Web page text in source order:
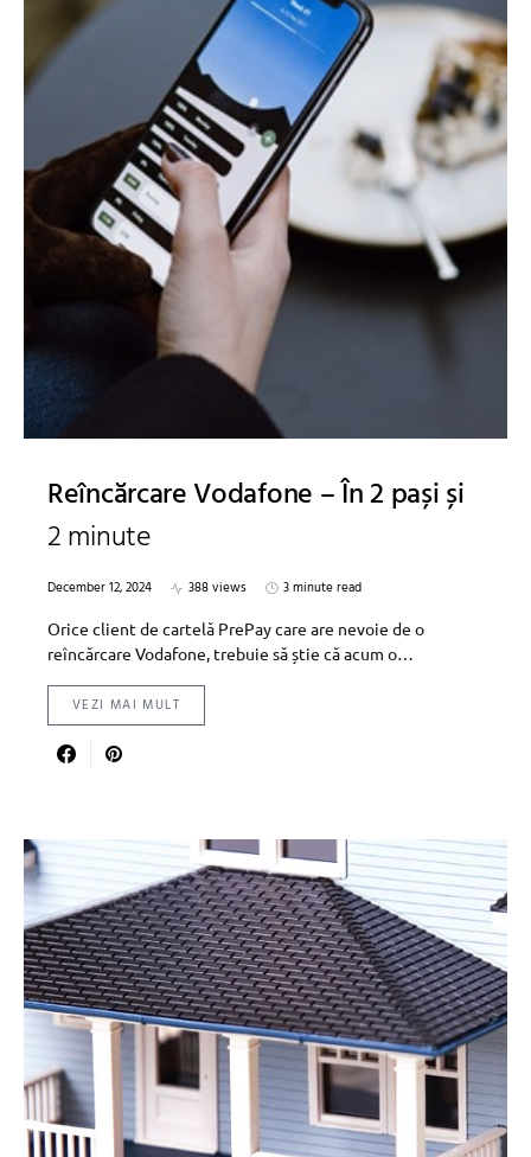
Reîncărcare Vodafone – În 2 pași și
2 minute
December 12, 2024 388 views
3 minute read
Orice client de cartelă PrePay care are nevoie de o
reîncărcare Vodafone, trebuie să știe că acum o…
VEZI MAI MULT